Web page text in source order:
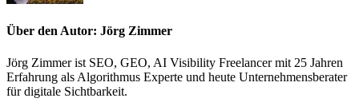
Über den Autor: Jörg Zimmer
Jörg Zimmer ist SEO, GEO, AI Visibility Freelancer mit 25 Jahren
Erfahrung als Algorithmus Experte und heute Unternehmensberater
für digitale Sichtbarkeit.